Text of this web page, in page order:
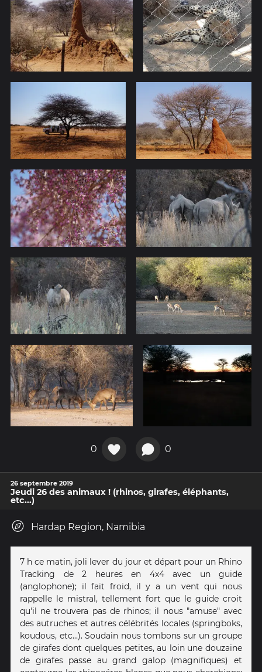
0 0
26 septembre 2019
Jeudi 26 des animaux ! (rhinos, girafes, éléphants,
etc...)
Hardap Region, Namibia
7 h ce matin, joli lever du jour et départ pour un Rhino
Tracking de 2 heures en 4x4 avec un guide
(anglophone); il fait froid, il y a un vent qui nous
rappelle le mistral, tellement fort que le guide croit
qu'il ne trouvera pas de rhinos; il nous "amuse" avec
des autruches et autres célébrités locales (springboks,
koudous, etc...). Soudain nous tombons sur un groupe
de girafes dont quelques petites, au loin une douzaine
de girafes passe au grand galop (magnifiques) et